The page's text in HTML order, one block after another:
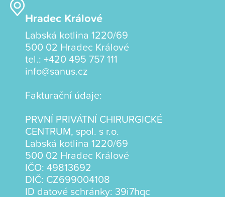
Hradec Králové
Labská kotlina 1220/69
500 02 Hradec Králové
tel.: +420 495 757 111
info@sanus.cz
Fakturační údaje:
PRVNÍ PRIVÁTNÍ CHIRURGICKÉ
CENTRUM, spol. s r.o.
Labská kotlina 1220/69
500 02 Hradec Králové
IČO: 49813692
DIČ: CZ699004108
ID datové schránky: 39i7hqc